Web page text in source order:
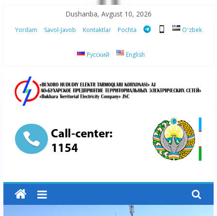
content
Dushanba, Avgust 10, 2026
Yordam Savol-Javob Kontaktlar Pochta Oʻzbek
Русский English
“Buxoro
hududiy
elektr
tarmoqlari